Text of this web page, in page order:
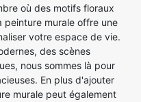
où des motifs floraux
peinture murale offre une
votre espace de vie.
des scènes
nous sommes là pour
En plus d'ajouter
murale peut également